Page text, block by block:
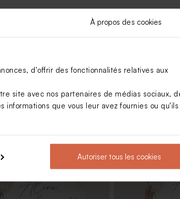
À propos des cookies
d'offrir des fonctionnalités relatives aux
site avec nos partenaires de médias sociaux,
que vous leur avez fournies ou qu'ils
Autoriser tous les cookies
bohème